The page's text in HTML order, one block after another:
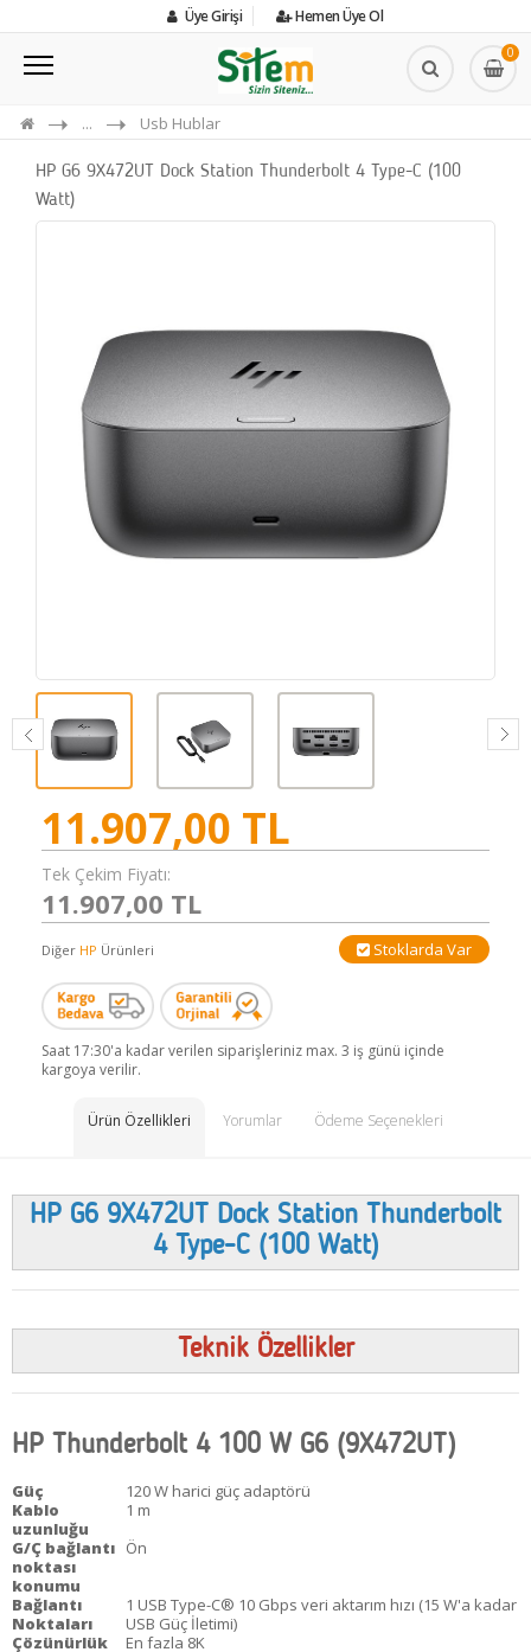
Üye Girişi Hemen Üye Ol
0
... Usb Hublar
HP G6 9X472UT Dock Station Thunderbolt 4 Type-C (100
Watt)
11.907,00 TL
Tek Çekim Fiyatı:
11.907,00 TL
Diğer HP Ürünleri Stoklarda Var
Saat 17:30'a kadar verilen siparişleriniz max. 3 iş günü içinde
kargoya verilir.
Ürün Özellikleri Yorumlar Ödeme Seçenekleri
HP G6 9X472UT Dock Station Thunderbolt
4 Type-C (100 Watt)
Teknik Özellikler
HP Thunderbolt 4 100 W G6 (9X472UT)
Güç
120 W harici güç adaptörü
Kablo
uzunluğu
1 m
G/Ç bağlantı
noktası
konumu
Ön
Bağlantı
Noktaları
1 USB Type-C® 10 Gbps veri aktarım hızı (15 W'a kadar
USB Güç İletimi)
Çözünürlük
En fazla 8K